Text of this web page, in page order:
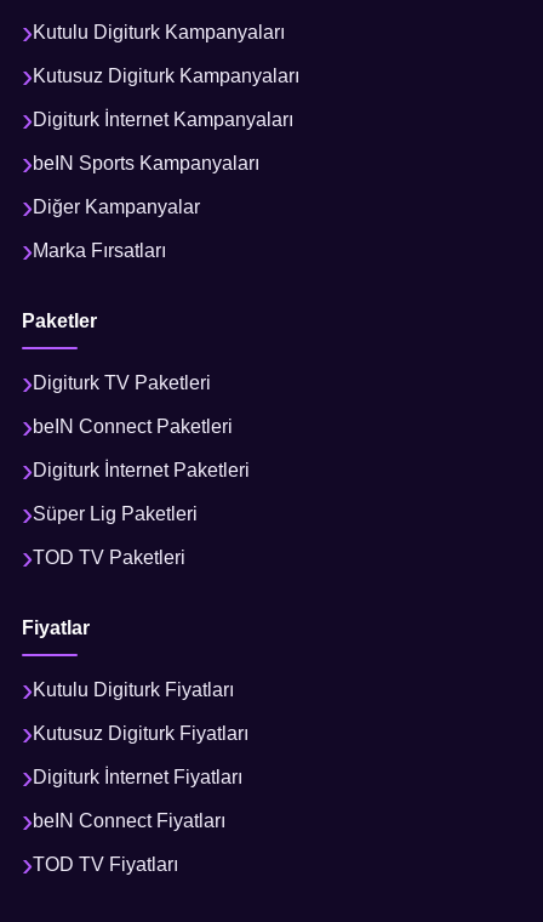
Kutulu Digiturk Kampanyaları
Kutusuz Digiturk Kampanyaları
Digiturk İnternet Kampanyaları
beIN Sports Kampanyaları
Diğer Kampanyalar
Marka Fırsatları
Paketler
Digiturk TV Paketleri
beIN Connect Paketleri
Digiturk İnternet Paketleri
Süper Lig Paketleri
TOD TV Paketleri
Fiyatlar
Kutulu Digiturk Fiyatları
Kutusuz Digiturk Fiyatları
Digiturk İnternet Fiyatları
beIN Connect Fiyatları
TOD TV Fiyatları